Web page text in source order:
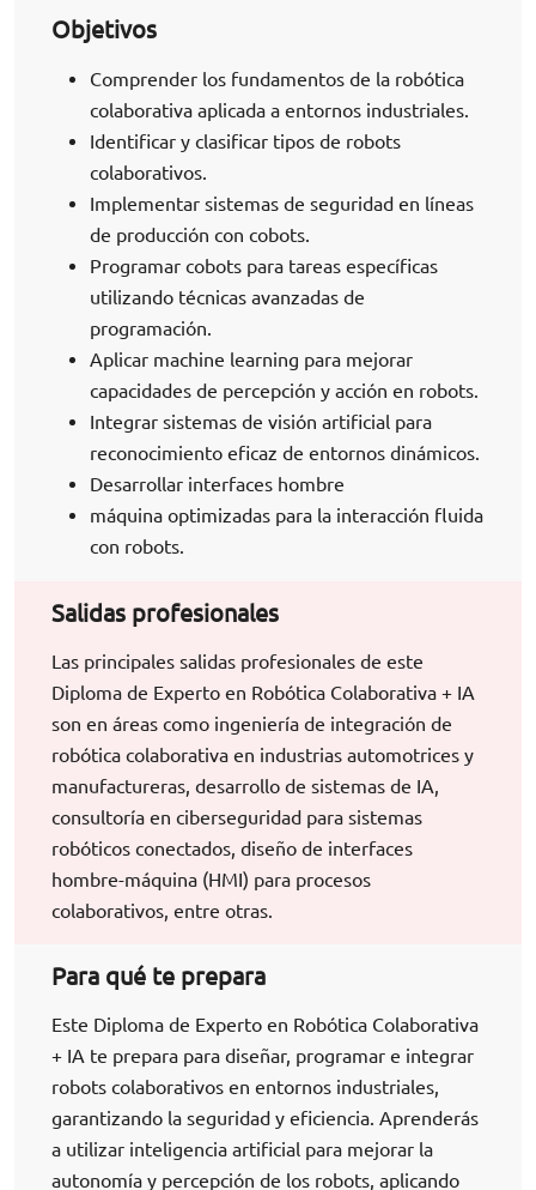
Objetivos
Comprender los fundamentos de la robótica
colaborativa aplicada a entornos industriales.
Identificar y clasificar tipos de robots
colaborativos.
Implementar sistemas de seguridad en líneas
de producción con cobots.
Programar cobots para tareas específicas
utilizando técnicas avanzadas de
programación.
Aplicar machine learning para mejorar
capacidades de percepción y acción en robots.
Integrar sistemas de visión artificial para
reconocimiento eficaz de entornos dinámicos.
Desarrollar interfaces hombre
máquina optimizadas para la interacción fluida
con robots.
Salidas profesionales
Las principales salidas profesionales de este
Diploma de Experto en Robótica Colaborativa + IA
son en áreas como ingeniería de integración de
robótica colaborativa en industrias automotrices y
manufactureras, desarrollo de sistemas de IA,
consultoría en ciberseguridad para sistemas
robóticos conectados, diseño de interfaces
hombre-máquina (HMI) para procesos
colaborativos, entre otras.
Para qué te prepara
Este Diploma de Experto en Robótica Colaborativa
+ IA te prepara para diseñar, programar e integrar
robots colaborativos en entornos industriales,
garantizando la seguridad y eficiencia. Aprenderás
a utilizar inteligencia artificial para mejorar la
autonomía y percepción de los robots, aplicando